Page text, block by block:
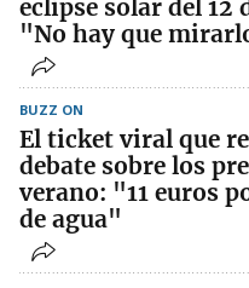
eclipse solar del 12
"No hay que
BUZZ ON
El ticket viral que
debate sobre los
verano: "11 euros
de agua"